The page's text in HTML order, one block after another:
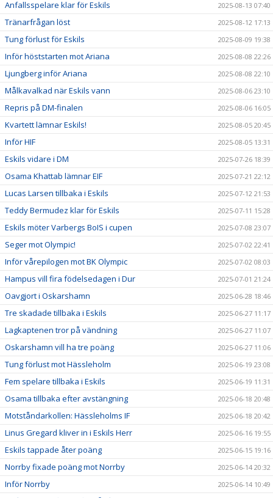
Anfallsspelare klar för Eskils 2025-08-13 07:40
Tränarfrågan löst 2025-08-12 17:13
Tung förlust för Eskils 2025-08-09 19:38
Inför höststarten mot Ariana 2025-08-08 22:26
Ljungberg inför Ariana 2025-08-08 22:10
Målkavalkad när Eskils vann 2025-08-06 23:10
Repris på DM-finalen 2025-08-06 16:05
Kvartett lämnar Eskils! 2025-08-05 20:45
Inför HIF 2025-08-05 13:31
Eskils vidare i DM 2025-07-26 18:39
Osama Khattab lämnar EIF 2025-07-21 22:12
Lucas Larsen tillbaka i Eskils 2025-07-12 21:53
Teddy Bermudez klar för Eskils 2025-07-11 15:28
Eskils möter Varbergs BoIS i cupen 2025-07-08 23:07
Seger mot Olympic! 2025-07-02 22:41
Inför vårepilogen mot BK Olympic 2025-07-02 08:03
Hampus vill fira födelsedagen i Dur 2025-07-01 21:24
Oavgjort i Oskarshamn 2025-06-28 18:46
Tre skadade tillbaka i Eskils 2025-06-27 11:17
Lagkaptenen tror på vändning 2025-06-27 11:07
Oskarshamn vill ha tre poäng 2025-06-27 11:06
Tung förlust mot Hässleholm 2025-06-19 23:08
Fem spelare tillbaka i Eskils 2025-06-19 11:31
Osama tillbaka efter avstängning 2025-06-18 20:48
Motståndarkollen: Hässleholms IF 2025-06-18 20:42
Linus Gregard kliver in i Eskils Herr 2025-06-16 19:55
Eskils tappade åter poäng 2025-06-15 19:16
Norrby fixade poäng mot Norrby 2025-06-14 20:32
Inför Norrby 2025-06-14 10:49